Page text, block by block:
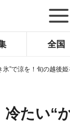
全国
”で涼を！旬の越後姫
たい“